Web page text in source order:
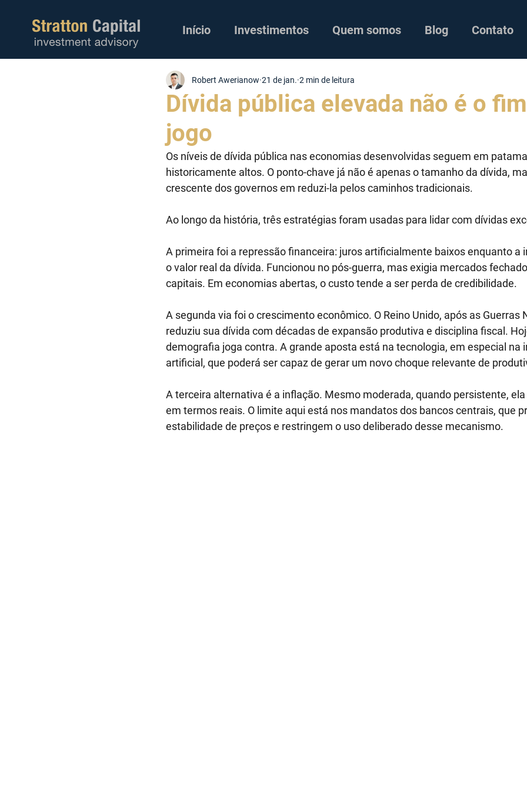
Início Investimentos Quem somos Blog Contato
Dívida pública elevada não é o
jogo
Robert Awerianow 21 de jan. 2 min de leitura
Os níveis de dívida pública nas economias desenvolvidas seguem em
historicamente altos. O ponto-chave já não é apenas o tamanho da dívida,
crescente dos governos em reduzi-la pelos caminhos tradicionais.
Ao longo da história, três estratégias foram usadas para lidar com dívidas
A primeira foi a repressão financeira: juros artificialmente baixos enquanto a
o valor real da dívida. Funcionou no pós-guerra, mas exigia mercados
capitais. Em economias abertas, o custo tende a ser perda de credibilidade.
A segunda via foi o crescimento econômico. O Reino Unido, após as Guerras
reduziu sua dívida com décadas de expansão produtiva e disciplina fiscal.
demografia joga contra. A grande aposta está na tecnologia, em especial na
artificial, que poderá ser capaz de gerar um novo choque relevante de
A terceira alternativa é a inflação. Mesmo moderada, quando persistente,
em termos reais. O limite aqui está nos mandatos dos bancos centrais, que
estabilidade de preços e restringem o uso deliberado desse mecanismo.